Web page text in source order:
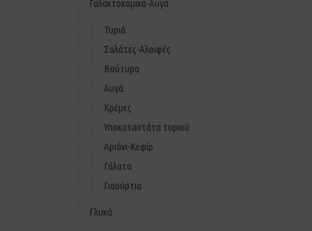
Γαλακτοκομικά-Αυγά
Τυριά
Σαλάτες-Αλοιφές
Βούτυρα
Αυγά
Κρέμες
Υποκαταστάτα τυριού
Αριάνι-Κεφίρ
Γάλατα
Γιαούρτια
Γλυκά